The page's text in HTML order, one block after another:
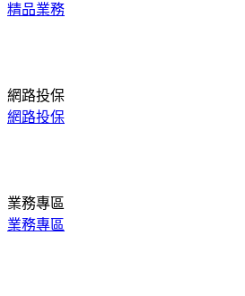
精品業務
網路投保
網路投保
業務專區
業務專區